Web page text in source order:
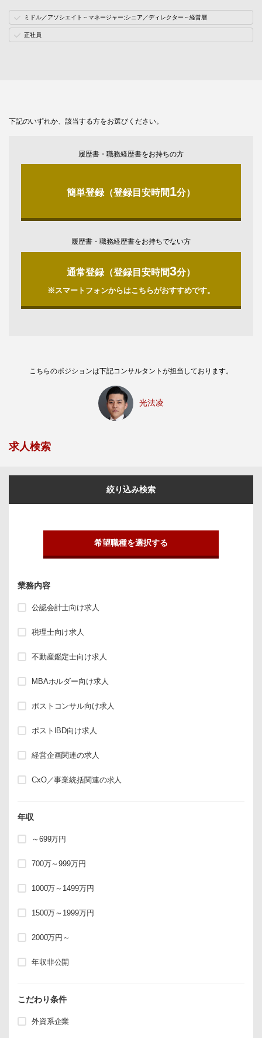
ミドル／アソシエイト～マネージャー;シニア／ディレクター～経営層
正社員
下記のいずれか、該当する方をお選びください。
履歴書・職務経歴書をお持ちの方
簡単登録（登録目安時間1分）
履歴書・職務経歴書をお持ちでない方
通常登録（登録目安時間3分）
※スマートフォンからはこちらがおすすめです。
こちらのポジションは下記コンサルタントが担当しております。
光法凌
求人検索
絞り込み検索
希望職種を選択する
業務内容
公認会計士向け求人
税理士向け求人
不動産鑑定士向け求人
MBAホルダー向け求人
ポストコンサル向け求人
ポストIBD向け求人
経営企画関連の求人
CxO／事業統括関連の求人
年収
～699万円
700万～999万円
1000万～1499万円
1500万～1999万円
2000万円～
年収非公開
こだわり条件
外資系企業